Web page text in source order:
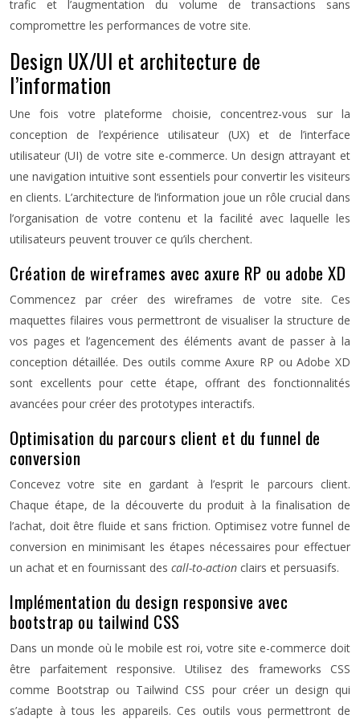
trafic et l’augmentation du volume de transactions sans
compromettre les performances de votre site.
Design UX/UI et architecture de
l’information
Une fois votre plateforme choisie, concentrez-vous sur la
conception de l’expérience utilisateur (UX) et de l’interface
utilisateur (UI) de votre site e-commerce. Un design attrayant et
une navigation intuitive sont essentiels pour convertir les visiteurs
en clients. L’architecture de l’information joue un rôle crucial dans
l’organisation de votre contenu et la facilité avec laquelle les
utilisateurs peuvent trouver ce qu’ils cherchent.
Création de wireframes avec axure RP ou adobe XD
Commencez par créer des wireframes de votre site. Ces
maquettes filaires vous permettront de visualiser la structure de
vos pages et l’agencement des éléments avant de passer à la
conception détaillée. Des outils comme Axure RP ou Adobe XD
sont excellents pour cette étape, offrant des fonctionnalités
avancées pour créer des prototypes interactifs.
Optimisation du parcours client et du funnel de
conversion
Concevez votre site en gardant à l’esprit le parcours client.
Chaque étape, de la découverte du produit à la finalisation de
l’achat, doit être fluide et sans friction. Optimisez votre funnel de
conversion en minimisant les étapes nécessaires pour effectuer
un achat et en fournissant des call-to-action clairs et persuasifs.
Implémentation du design responsive avec
bootstrap ou tailwind CSS
Dans un monde où le mobile est roi, votre site e-commerce doit
être parfaitement responsive. Utilisez des frameworks CSS
comme Bootstrap ou Tailwind CSS pour créer un design qui
s’adapte à tous les appareils. Ces outils vous permettront de